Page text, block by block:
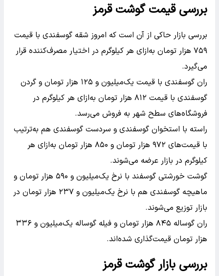
بررسی قیمت گوشت قرمز
بررسی بازار حاکی از آن است که امروز شقه گوسفندی با قیمت
۷۵۹ هزار تومان به‌ازای هر کیلوگرم در اختیار مصرف‌کننده قرار
می‌گیرد‌.
ران گوسفندی با قیمت یک‌میلیون و ۱۲۵ هزار تومان و گردن
گوسفندی با قیمت ۸۱۲ هزار تومان به‌ازای هر کیلوگرم در
فروشگاه‌های سطح شهر به فروش می‌رسد.
راسته با استخوان گوسفندی و سردست گوسفندی هم به‌ترتیب
با قیمت‌های ۹۷۲ هزار تومان و ۸۵۰ هزار تومان به‌ازای هر
کیلوگرم در بازار عرضه می‌شوند.
گوشت خورشتی گوسفند با نرخ یک‌میلیون و ۵۹۰ هزار تومان و
ماهیچه گوسفندی هم با نرخ یک‌میلیون و ۲۳۷ هزار تومان در
بازار توزیع می‌شوند.
ران گوساله ۸۴۵ هزار تومان و فیله گوساله یک‌میلیون و ۳۳۶
هزار تومان قیمت‌گذاری شده‌اند.
بررسی بازار گوشت قرمز